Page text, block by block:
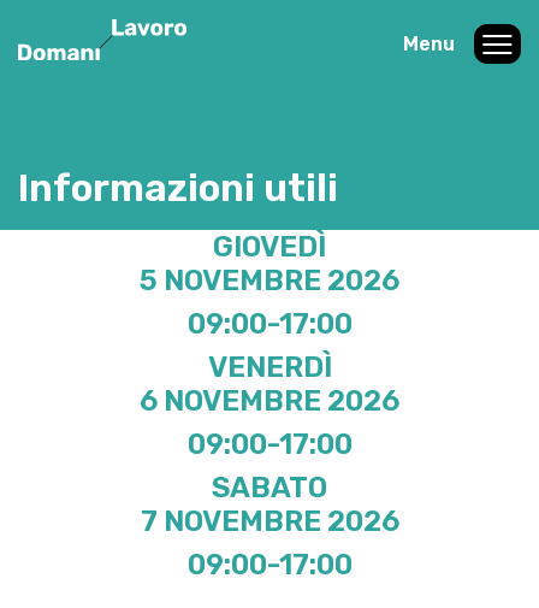
Menu
Informazioni utili
GIOVEDÌ
5 NOVEMBRE 2026
09:00-17:00
VENERDÌ
6 NOVEMBRE 2026
09:00-17:00
SABATO
7 NOVEMBRE 2026
09:00-17:00